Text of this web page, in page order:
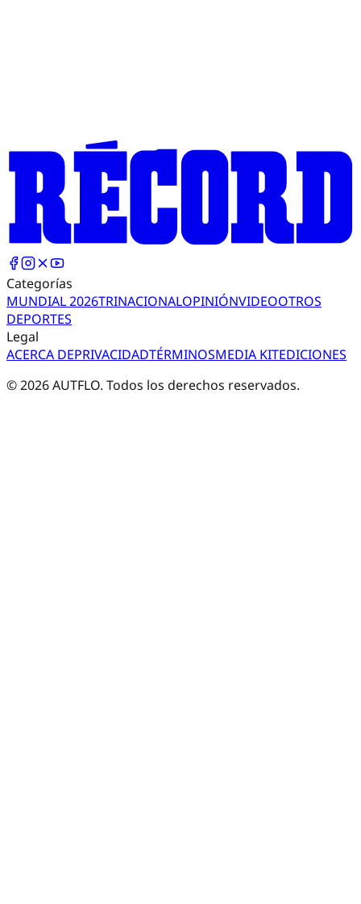
Categorías
MUNDIAL 2026TRINACIONALOPINIÓNVIDEOOTROS
DEPORTES
Legal
ACERCA DEPRIVACIDADTÉRMINOSMEDIA KITEDICIONES
©2026AUTFLO. Todos los derechos reservados.